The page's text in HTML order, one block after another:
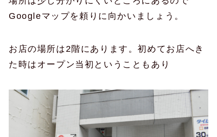
Googleマップを頼りに向かいましょう。
お店の場所は2階にあります。初めてお店へき
た時はオープン当初ということもあり